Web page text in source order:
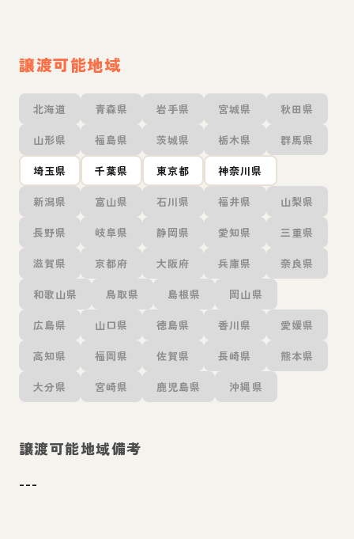
譲渡可能地域
北海道 青森県 岩手県 宮城県 秋田県
山形県 福島県 茨城県 栃木県 群馬県
埼玉県 千葉県 東京都 神奈川県
新潟県 富山県 石川県 福井県 山梨県
長野県 岐阜県 静岡県 愛知県 三重県
滋賀県 京都府 大阪府 兵庫県 奈良県
和歌山県 鳥取県 島根県 岡山県
広島県 山口県 徳島県 香川県 愛媛県
高知県 福岡県 佐賀県 長崎県 熊本県
大分県 宮崎県 鹿児島県 沖縄県
譲渡可能地域備考
---